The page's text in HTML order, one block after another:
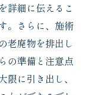
詳細に伝えるこ
。さらに、施術
老廃物を排出し
の準備と注意点
に引き出し、